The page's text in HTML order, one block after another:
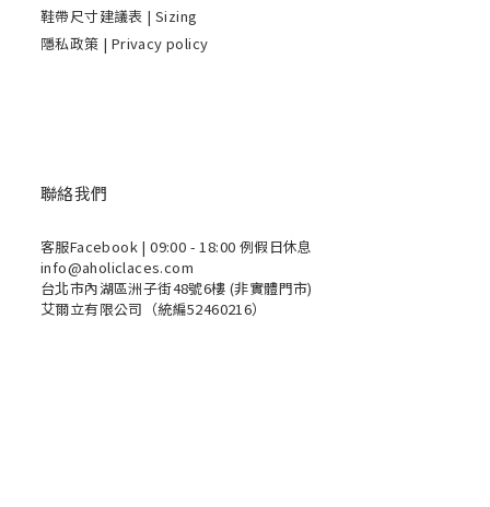
鞋帶尺寸建議表 | Sizing
隱私政策 | Privacy policy
聯絡我們
客服Facebook | 09:00 - 18:00 例假日休息
info@aholiclaces.com
台北市內湖區洲子街48號6樓 (非實體門市)
艾爾立有限公司（統編52460216）